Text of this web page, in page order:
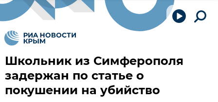
Школьник из Симферополя
задержан по статье о
покушении на убийство